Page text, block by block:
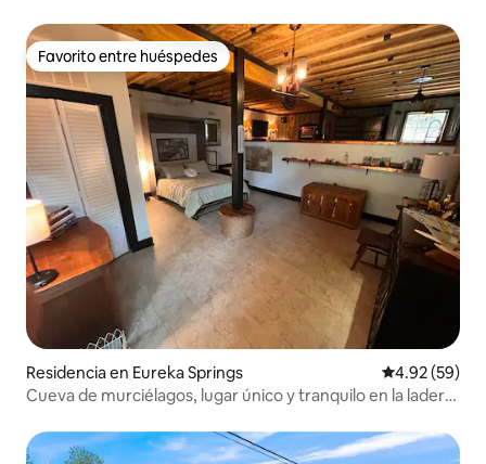
Favorito entre huéspedes
Favorito entre huéspedes
Residencia en Eureka Springs Calificación
4.92 (59)
Cueva de murciélagos, lugar único y tranquilo en la ladera